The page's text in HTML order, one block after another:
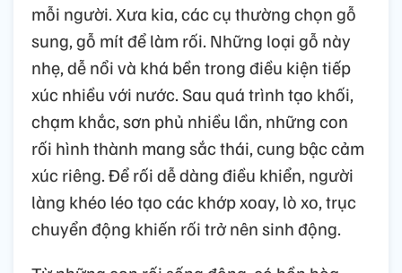
mỗi người. Xưa kia, các cụ thường chọn gỗ
sung, gỗ mít để làm rối. Những loại gỗ này
nhẹ, dễ nổi và khá bền trong điều kiện tiếp
xúc nhiều với nước. Sau quá trình tạo khối,
chạm khắc, sơn phủ nhiều lần, những con
rối hình thành mang sắc thái, cung bậc cảm
xúc riêng. Để rối dễ dàng điều khiển, người
làng khéo léo tạo các khớp xoay, lò xo, trục
chuyển động khiến rối trở nên sinh động.